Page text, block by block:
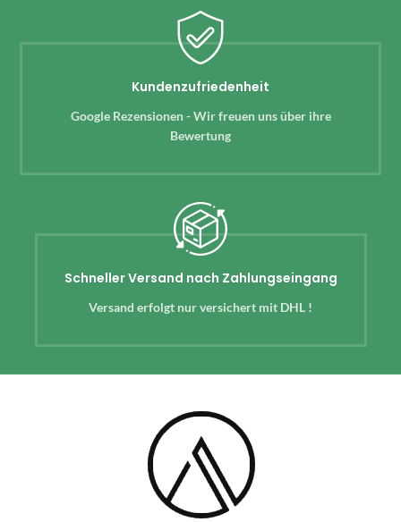
Kundenzufriedenheit
Google Rezensionen - Wir freuen uns über ihre
Bewertung
Schneller Versand nach Zahlungseingang
Versand erfolgt nur versichert mit DHL !